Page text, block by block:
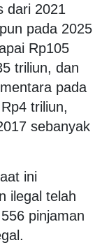
dari 2021
pada 2025
Rp105
triliun, dan
pada
triliun,
sebanyak
ini
ilegal telah
pinjaman